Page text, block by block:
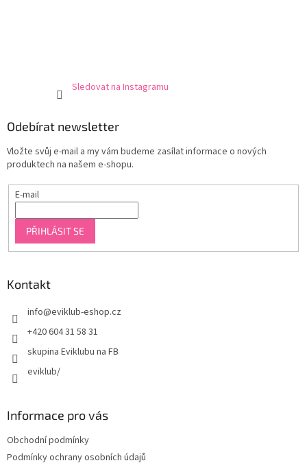
Sledovat na Instagramu
Odebírat newsletter
Vložte svůj e-mail a my vám budeme zasílat informace o nových
produktech na našem e-shopu.
E-mail
PŘIHLÁSIT SE
Kontakt
info@eviklub-eshop.cz
+420 604 31 58 31
skupina Eviklubu na FB
eviklub/
Informace pro vás
Obchodní podmínky
Podmínky ochrany osobních údajů